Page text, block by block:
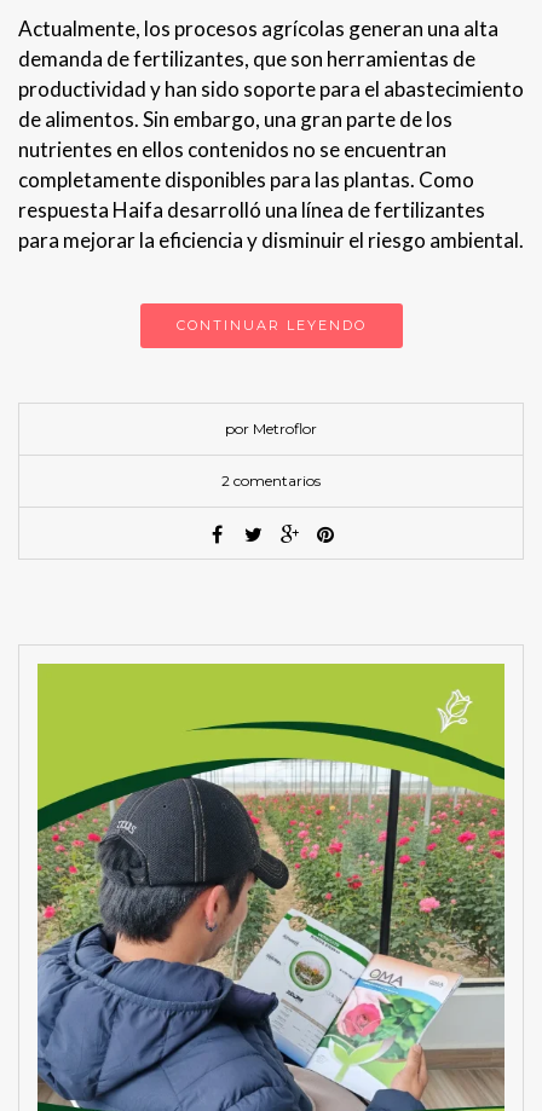
Actualmente, los procesos agrícolas generan una alta
demanda de fertilizantes, que son herramientas de
productividad y han sido soporte para el abastecimiento
de alimentos. Sin embargo, una gran parte de los
nutrientes en ellos contenidos no se encuentran
completamente disponibles para las plantas. Como
respuesta Haifa desarrolló una línea de fertilizantes
para mejorar la eficiencia y disminuir el riesgo ambiental.
CONTINUAR LEYENDO
por Metroflor
2 comentarios